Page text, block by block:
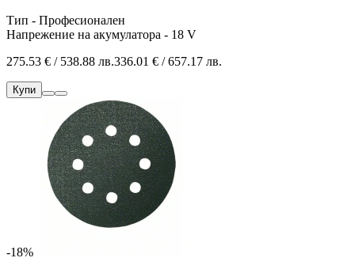
Тип - Професионален
Напрежение на акумулатора - 18 V
275.53 € / 538.88 лв.336.01 € / 657.17 лв.
Купи
-18%